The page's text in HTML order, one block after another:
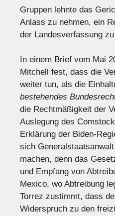
Gruppen lehnte das
Anlass zu nehmen, ein
der Landesverfassung
In einem Brief vom Mai
Mitchell fest, dass die
weiter tun, als die
bestehendes
die Rechtmäßigkeit der
Auslegung des
Erklärung der Biden-
sich
machen, denn das
und Empfang von
Mexico, wo Abtreibung
Torrez zustimmt, dass
Widerspruch zu den